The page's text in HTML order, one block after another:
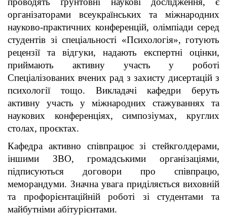
організаторами всеукраїнських та міжнародних
науково-практичних конференцій, олімпіади серед
студентів зі спеціальності «Психологія», готують
рецензії та відгуки, надають експертні оцінки,
приймають активну участь у роботі
Спеціалізованих вчених рад з захисту дисертацій з
психології тощо. Викладачі кафедри беруть
активну участь у міжнародних стажуваннях та
наукових конференціях, симпозіумах, круглих
столах, проєктах.
Кафедра активно співпрацює зі стейкголдерами,
іншими ЗВО, громадськими організаціями,
підписуються договори про співпрацю,
меморандуми. Значна увага приділяється виховній
та профорієнтаційній роботі зі студентами та
майбутніми абітурієнтами.